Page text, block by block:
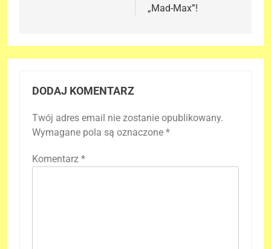
„Mad-Max”!
DODAJ KOMENTARZ
Twój adres email nie zostanie opublikowany.
Wymagane pola są oznaczone *
Komentarz *